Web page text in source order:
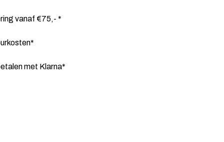
vanaf €75,- *
met Klarna*